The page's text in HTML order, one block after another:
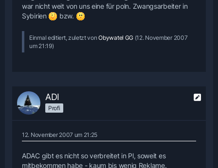
war nicht weit von uns eine für poln. Zwangsarbeiter in
Sybirien
bzw.
Einmal editiert, zuletzt vonObywatel GG (12. November 2007
um 21:19)
ADI
Profi
12. November 2007 um 21:25
ADAC gibt es nicht so verbreitet in Pl, soweit es
mitbekommen habe - kaum bis wenig Reklame.